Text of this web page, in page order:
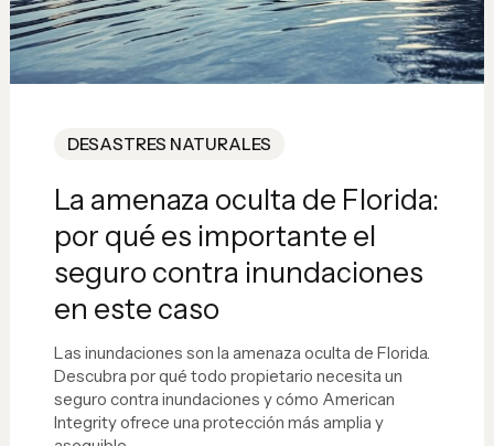
DESASTRES NATURALES
La amenaza oculta de Florida:
por qué es importante el
seguro contra inundaciones
en este caso
Las inundaciones son la amenaza oculta de Florida.
Descubra por qué todo propietario necesita un
seguro contra inundaciones y cómo American
Integrity ofrece una protección más amplia y